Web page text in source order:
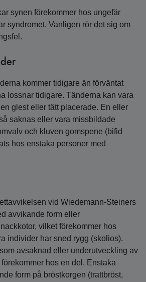
synen förekommer hos ungefär
syndromet. Vanligen rör det sig om
kommer tidigare än förväntat
lossnar tidigare. Tänderna kan vara
glest eller tätt placerade. En eller
saknas eller vara missbildade
och kluven gomspene (bifid
hos enstaka personer med
vid Wiedemann‑Steiners
avvikande form eller
vilket förekommer hos
individer har sned rygg (skolios).
avsaknad eller underutveckling av
hos en del. Enstaka
form på bröstkorgen (trattbröst,